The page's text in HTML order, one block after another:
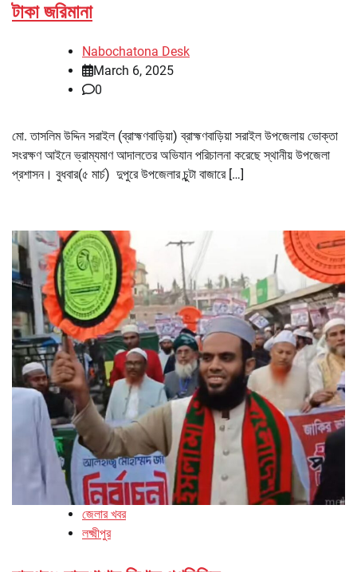
টাকা জরিমানা
Nabochatona Desk
March 6, 2025
0
মো. তাসলিম উদ্দিন সরাইল (ব্রাহ্মণবাড়িয়া) ব্রাহ্মণবাড়িয়া সরাইল উপজেলায় ভোক্তা
সংরক্ষণ আইনে ভ্রাম্যমাণ আদালতের অভিযান পরিচালনা করেছে স্থানীয় উপজেলা
প্রশাসন। বুধবার(৫ মার্চ) দুপুরে উপজেলার চুন্টা বাজারে […]
জেলার খবর
লক্ষ্মীপুর